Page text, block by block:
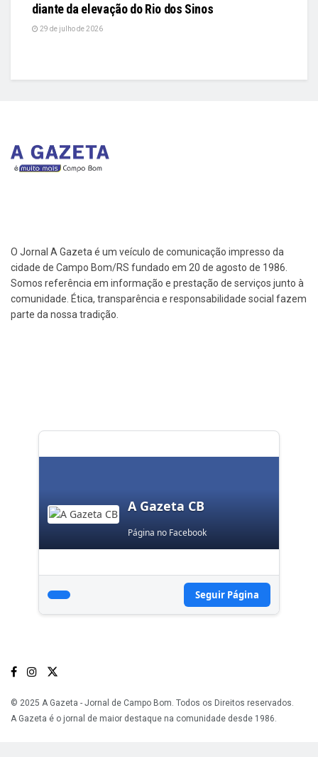
diante da elevação do Rio dos Sinos
29 de julho de 2026
O Jornal A Gazeta é um veículo de comunicação impresso da
cidade de Campo Bom/RS fundado em 20 de agosto de 1986.
Somos referência em informação e prestação de serviços junto à
comunidade. Ética, transparência e responsabilidade social fazem
parte da nossa tradição.
A Gazeta CB
Página no Facebook
Seguir Página
© 2025 A Gazeta - Jornal de Campo Bom. Todos os Direitos reservados.
A Gazeta é o jornal de maior destaque na comunidade desde 1986.